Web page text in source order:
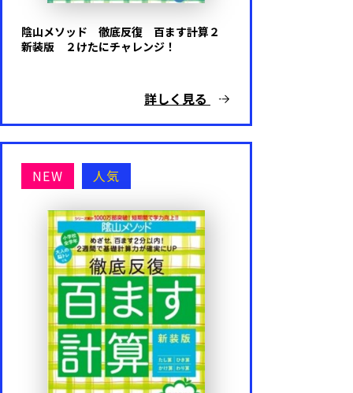
ドラえもん
ポケットモンスター
名探偵コナン
マインクラフト
その他キャラクター・ゲーム
キャラクターなし
陰山メソッド 徹底反復 百ます計算２
新装版 ２けたにチャレンジ！
詳しく見る
NEW 人気